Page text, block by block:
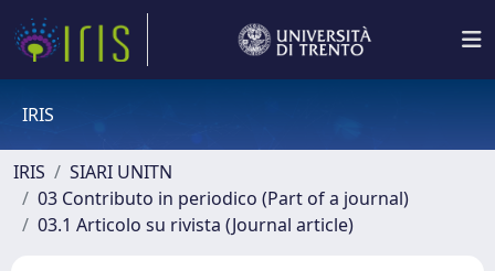
IRIS
IRIS
SIARI UNITN
03 Contributo in periodico (Part of a journal)
03.1 Articolo su rivista (Journal article)